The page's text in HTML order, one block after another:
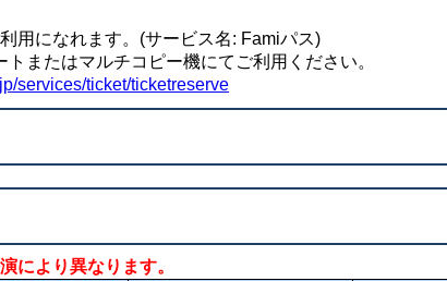
になれます。(サービス名: Famiパス)
またはマルチコピー機にてご利用ください。
services/ticket/ticketreserve
により異なります。